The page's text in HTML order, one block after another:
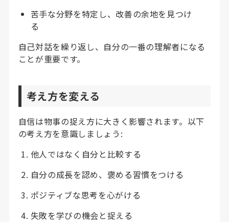
苦手な分野を特定し、改善の余地を見つけ
る
自己対話を繰り返し、自分の一番の理解者になる
ことが重要です。
考え方を変える
自信は物事の捉え方に大きく影響されます。以下
の考え方を意識しましょう:
他人ではなく自分と比較する
自分の成長を認め、褒める習慣をつける
ポジティブな思考を心がける
失敗を学びの機会と捉える